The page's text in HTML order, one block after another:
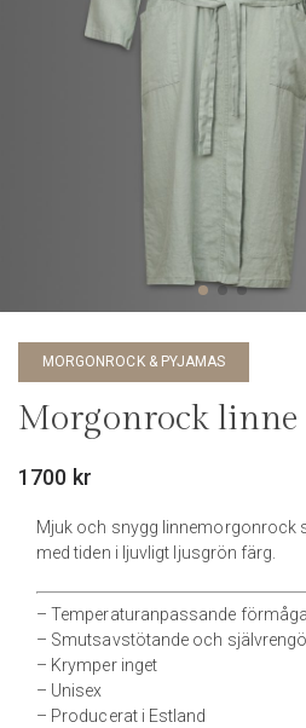
MORGONROCK & PYJAMAS
Morgonrock linne
1700 kr
Mjuk och snygg linnemorgonrock
med tiden i ljuvligt ljusgrön färg.
– Temperaturanpassande förmåga
– Smutsavstötande och
– Krymper inget
– Unisex
– Producerat i Estland